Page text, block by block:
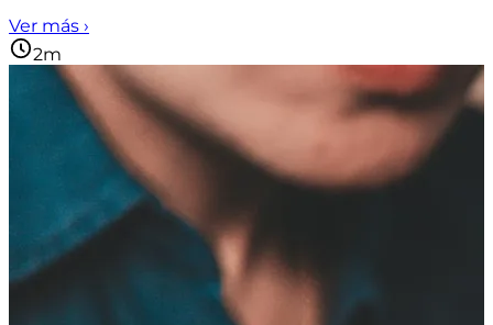
Ver más ›
2m